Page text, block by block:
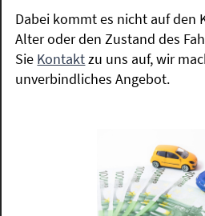
Dabei kommt es nicht auf den
Alter oder den Zustand des
Sie Kontaktzu uns auf, wir
unverbindliches Angebot.